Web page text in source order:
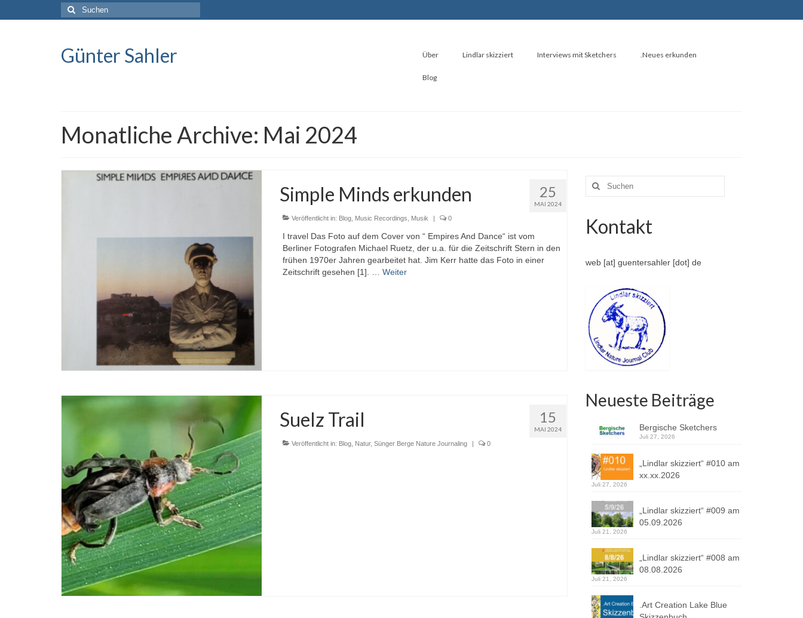
Suche
nach:
Günter Sahler Über Lindlar skizziert Interviews mit Sketchers .Neues erkunden
Blog
Monatliche Archive: Mai 2024
25
MAI 2024
Simple Minds erkunden
Veröffentlicht in: Blog, Music Recordings Musik | 0
I travel Das Foto auf dem Cover von “ Empires And Dance“ ist vom
Berliner Fotografen Michael Ruetz, der u.a. für die Zeitschrift Stern in den
frühen 1970er Jahren gearbeitet hat. Jim Kerr hatte das Foto in einer
Zeitschrift gesehen [1]. … Weiter
15
MAI 2024
Suelz Trail
Veröffentlicht in: Blog, Natur, Sünger Berge Nature Journaling | 0
Suche
nach:
Kontakt
web [at] guentersahler [dot] de
Neueste Beiträge
Bergische Sketchers
Juli 27, 2026
„Lindlar skizziert“ #010 am
xx.xx.2026
Juli 27, 2026
„Lindlar skizziert“ #009 am
05.09.2026
Juli 21, 2026
„Lindlar skizziert“ #008 am
08.08.2026
Juli 21, 2026
.Art Creation Lake Blue